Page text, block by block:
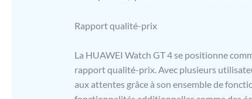
Rapport qualité-prix
La HUAWEI Watch GT 4 se positionne
rapport qualité-prix. Avec plusieurs
aux attentes grâce à son ensemble de